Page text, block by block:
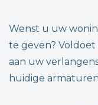
Wenst u uw
te geven?
aan uw
huidige